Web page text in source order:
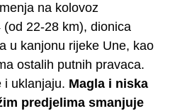
na kolovoz
22-28 km), dionica
u kanjonu rijeke Une, kao
ostalih putnih pravaca.
i uklanjaju. Magla i niska
predjelima smanjuje